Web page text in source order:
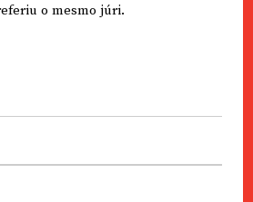
o mesmo júri.